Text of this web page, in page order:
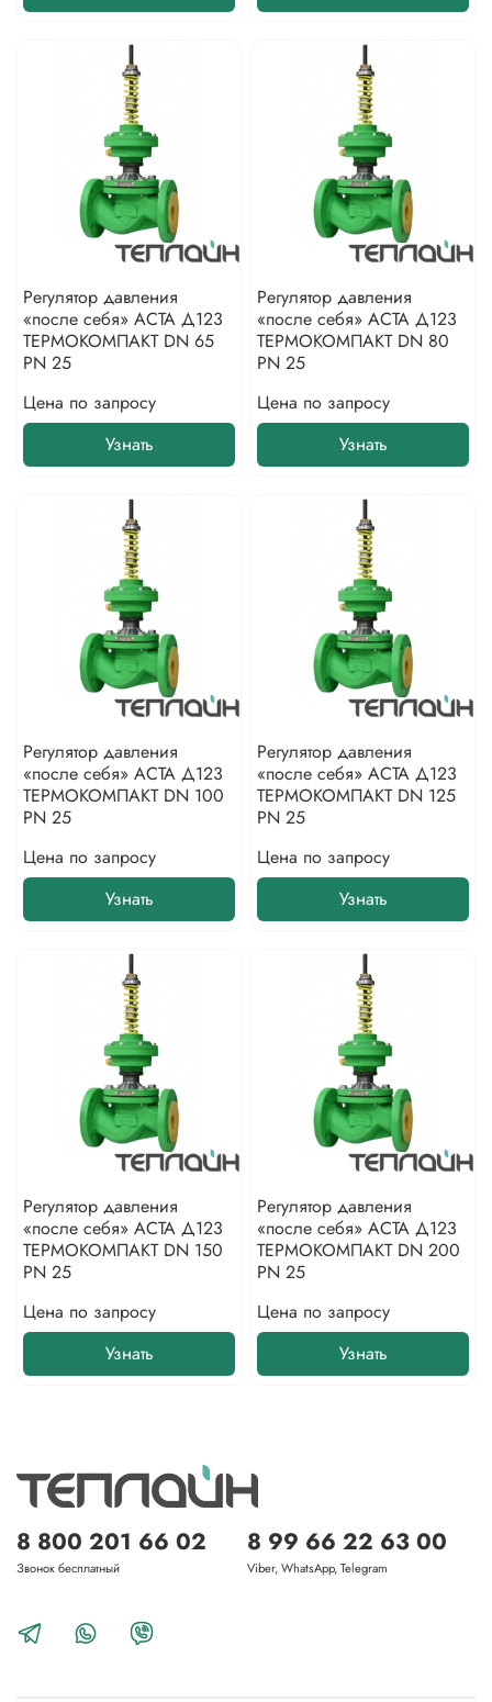
Регулятор давления
«после себя» АСТА Д123
ТЕРМОКОМПАКТ DN 65
PN 25
Цена по запросу
Узнать
Регулятор давления
«после себя» АСТА Д123
ТЕРМОКОМПАКТ DN 80
PN 25
Цена по запросу
Узнать
Регулятор давления
«после себя» АСТА Д123
ТЕРМОКОМПАКТ DN 100
PN 25
Цена по запросу
Узнать
Регулятор давления
«после себя» АСТА Д123
ТЕРМОКОМПАКТ DN 125
PN 25
Цена по запросу
Узнать
Регулятор давления
«после себя» АСТА Д123
ТЕРМОКОМПАКТ DN 150
PN 25
Цена по запросу
Узнать
Регулятор давления
«после себя» АСТА Д123
ТЕРМОКОМПАКТ DN 200
PN 25
Цена по запросу
Узнать
8 800 201 66 02
Звонок бесплатный
8 99 66 22 63 00
Viber, WhatsApp, Telegram